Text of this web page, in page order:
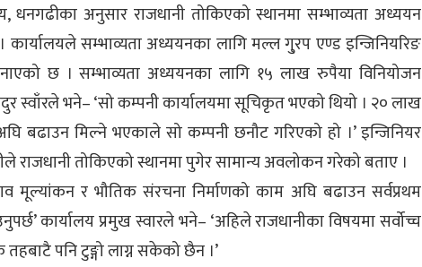
धनगढीका अनुसार राजधानी तोकिएको स्थानमा सम्भाव्यता अध्ययन
सम्भाव्यता अध्ययनका लागि मल्ल गु्रप एण्ड इन्जिनियरिङ
छ । सम्भाव्यता अध्ययनका लागि १५ लाख रुपैया विनियोजन
स्वाँरले भने– ‘सो कम्पनी कार्यालयमा सूचिकृत भएको थियो । २० लाख
बढाउन मिल्ने भएकाले सो कम्पनी छनौट गरिएको हो ।’ इन्जिनियर
राजधानी तोकिएको स्थानमा पुगेर सामान्य अवलोकन गरेको बताए ।
मूल्यांकन र भौतिक संरचना निर्माणको काम अघि बढाउन सर्वप्रथम
कार्यालय प्रमुख स्वारले भने– ‘अहिले राजधानीका विषयमा सर्वोच्च
तहबाटै पनि टुङ्गो लाग्न सकेको छैन ।’